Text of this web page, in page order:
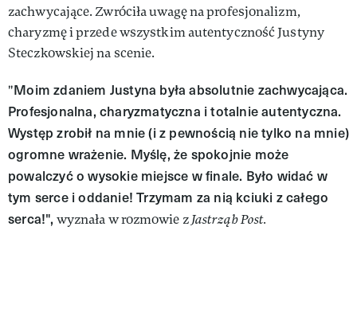
zachwycające. Zwróciła uwagę na profesjonalizm,
charyzmę i przede wszystkim autentyczność Justyny
Steczkowskiej na scenie.
"Moim zdaniem Justyna była absolutnie zachwycająca.
Profesjonalna, charyzmatyczna i totalnie autentyczna.
Występ zrobił na mnie (i z pewnością nie tylko na mnie)
ogromne wrażenie. Myślę, że spokojnie może
powalczyć o wysokie miejsce w finale. Było widać w
tym serce i oddanie! Trzymam za nią kciuki z całego
serca!", wyznała w rozmowie zJastrząb Post.